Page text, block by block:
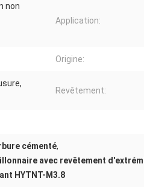
non
Application:
Origine:
Revêtement:
cémenté,
avec revêtement
HYTNT-M3.8